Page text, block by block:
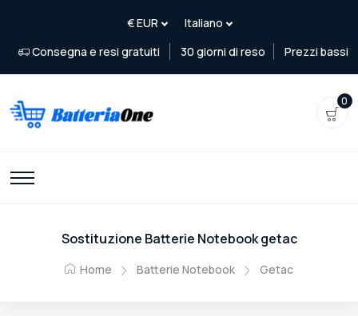
Consegna e resi gratuiti 30 giorni di reso Prezzi bassi
0
Sostituzione Batterie Notebook getac
Home Batterie Notebook Getac